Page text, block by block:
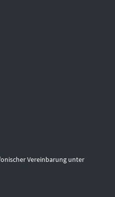
Vereinbarung unter